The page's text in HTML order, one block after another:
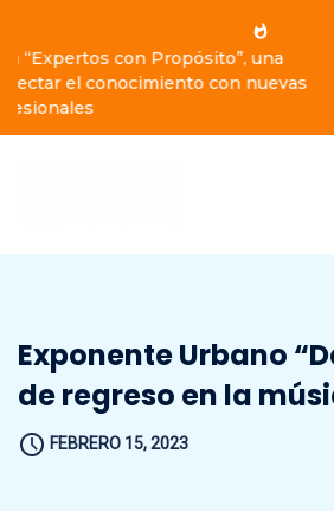
Embajada dominicana en Francia y
convocatoria para residencias
Exponente Urbano
de regreso en la
FEBRERO 15, 2023